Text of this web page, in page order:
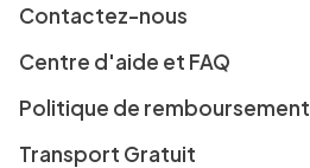
Contactez-nous
Centre d'aide et FAQ
Politique de remboursement
Transport Gratuit